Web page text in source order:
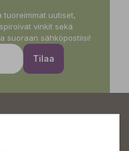
tuoreimmat uutiset,
vinkit sekä
suoraan sähköpostiisi!
Tilaa